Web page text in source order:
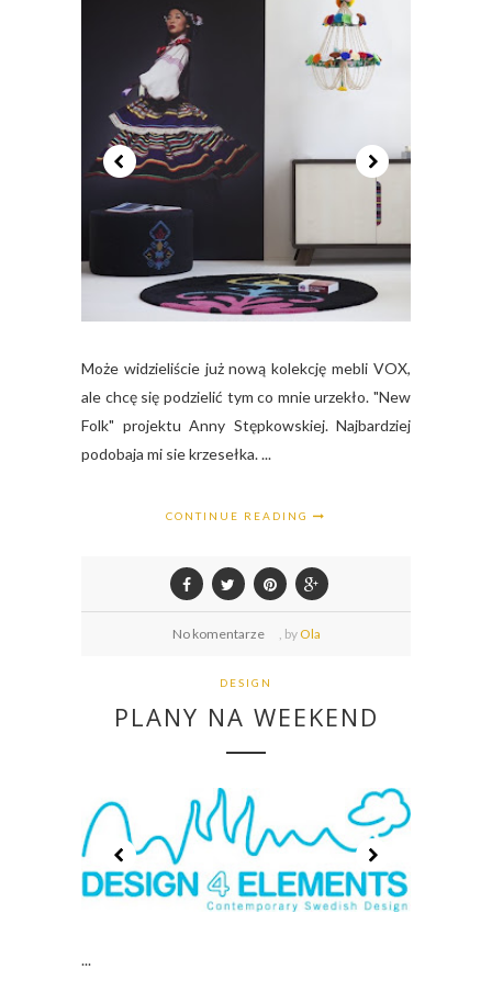
Może widzieliście już nową kolekcję mebli VOX,
ale chcę się podzielić tym co mnie urzekło. "New
Folk" projektu Anny Stępkowskiej. Najbardziej
podobaja mi sie krzesełka. ...
CONTINUE READING
No komentarze by Ola
DESIGN
PLANY NA WEEKEND
...